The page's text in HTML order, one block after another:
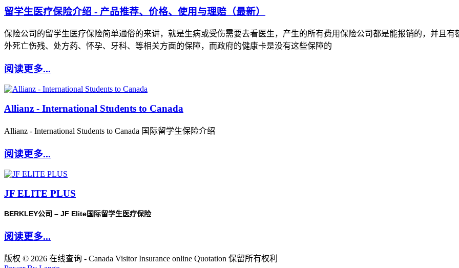
留学生医疗保险介绍 - 产品推荐、价格、使用与理赔（最新）
保险公司的留学生医疗保险简单通俗的来讲，就是生病或受伤需要去看医生，产生的所有费用保险公司都是能报销的，并且有
外死亡伤残、处方药、怀孕、牙科、等相关方面的保障，而政府的健康卡是没有这些保障的
阅读更多...
Allianz - International Students to Canada
Allianz - International Students to Canada 国际留学生保险介绍
阅读更多...
JF ELITE PLUS
BERKLEY公司 – JF Elite国际留学生医疗保险
阅读更多...
版权 © 2026 在线查询 - Canada Visitor Insurance online Quotation 保留所有权利